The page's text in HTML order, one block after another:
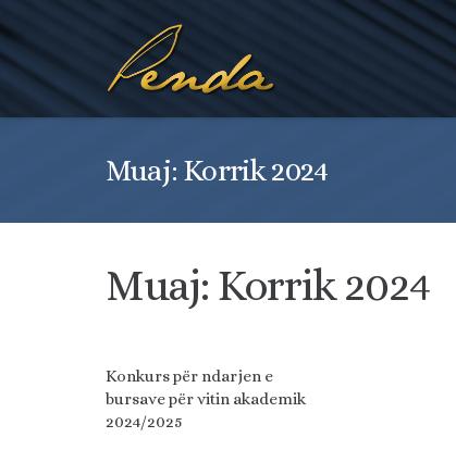
Muaj: Korrik 2024
Muaj: Korrik 2024
Konkurs për ndarjen e
bursave për vitin akademik
2024/2025